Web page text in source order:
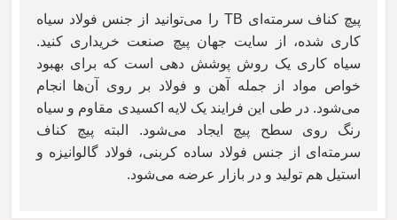
پیچ کناف سرمته‌ای TB را می‌توانید از جنس فولاد سیاه
کاری شده، از سایت جهان پیچ صنعت خریداری کنید.
سیاه کاری یک روش پوشش دهی است که برای بهبود
خواص مواد از جمله آهن و فولاد بر روی آن‌ها انجام
می‌شود. در طی این فرایند یک لایه اکسیدی مقاوم و سیاه
رنگ روی سطح پیچ ایجاد می‌شود. البته پیچ کناف
سرمته‌ای از جنس فولاد ساده کربنی، فولاد گالوانیزه و
استیل هم تولید و در بازار عرضه می‌شود.